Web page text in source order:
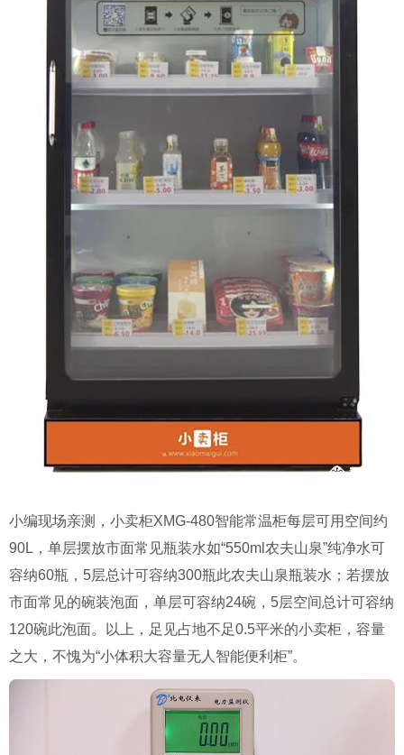
小编现场亲测，小卖柜XMG-480智能常温柜每层可用空间约
90L，单层摆放市面常见瓶装水如“550ml农夫山泉”纯净水可
容纳60瓶，5层总计可容纳300瓶此农夫山泉瓶装水；若摆放
市面常见的碗装泡面，单层可容纳24碗，5层空间总计可容纳
120碗此泡面。以上，足见占地不足0.5平米的小卖柜，容量
之大，不愧为“小体积大容量无人智能便利柜”。